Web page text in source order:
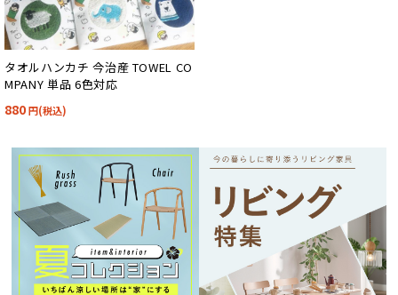
タオルハンカチ 今治産 TOWEL CO
MPANY 単品 6色対応
880円(税込)